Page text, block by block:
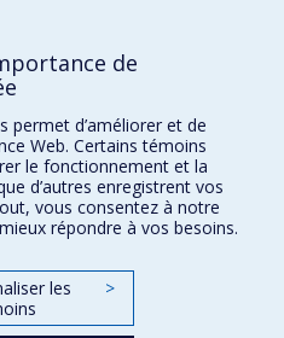
de
permet d’améliorer et de
Web. Certains témoins
le fonctionnement et la
d’autres enregistrent vos
vous consentez à notre
répondre à vos besoins.
les
>